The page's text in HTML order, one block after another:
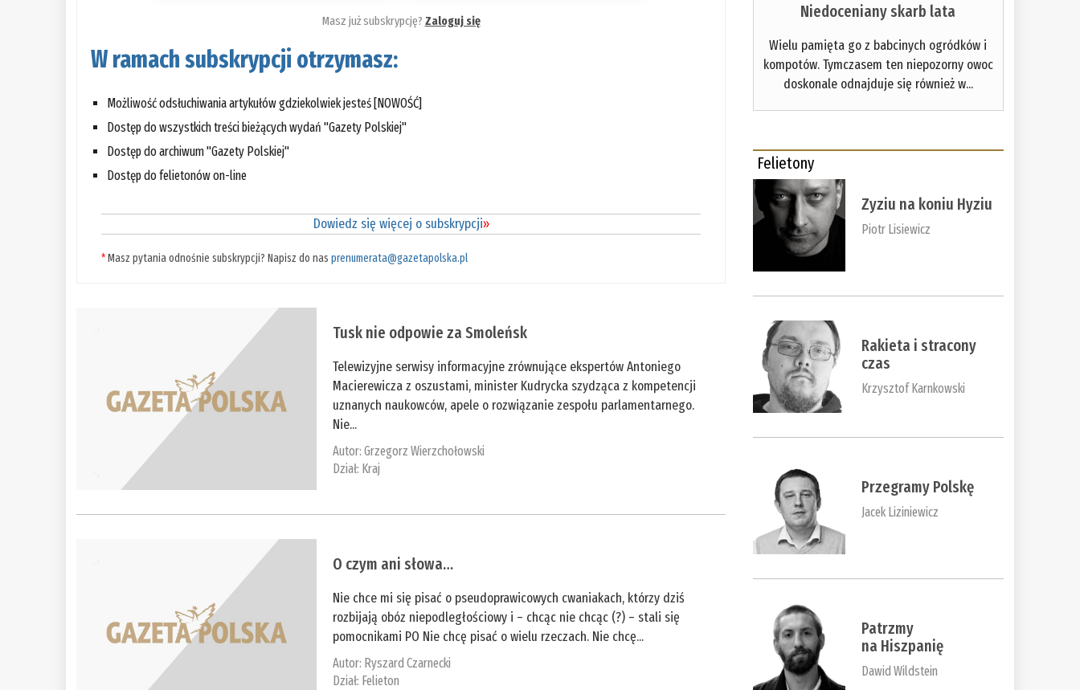
Masz już subskrypcję? Zaloguj się
W ramach subskrypcji otrzymasz:
Możliwość odsłuchiwania artykułów gdziekolwiek jesteś [NOWOŚĆ]
Dostęp do wszystkich treści bieżących wydań "Gazety Polskiej"
Dostęp do archiwum "Gazety Polskiej"
Dostęp do felietonów on-line
Dowiedz się więcej o subskrypcji»
*Masz pytania odnośnie subskrypcji? Napisz do nasprenumerata@gazetapolska.pl
Tusk nie odpowie za Smoleńsk
Telewizyjne serwisy informacyjne zrównujące ekspertów Antoniego
Macierewicza z oszustami, minister Kudrycka szydząca z kompetencji
uznanych naukowców, apele o rozwiązanie zespołu parlamentarnego.
Nie...
Autor:Grzegorz Wierzchołowski
Dział: Kraj
O czym ani słowa…
Nie chce mi się pisać o pseudoprawicowych cwaniakach, którzy dziś
rozbijają obóz niepodległościowy i – chcąc nie chcąc (?) – stali się
pomocnikami PO Nie chcę pisać o wielu rzeczach. Nie chcę...
Autor: Ryszard Czarnecki
Dział: Felieton
Niedoceniany skarb lata
Wielu pamięta go z babcinych ogródków i
kompotów. Tymczasem ten niepozorny owoc
doskonale odnajduje się również w...
Felietony
Zyziu na koniu Hyziu
Piotr Lisiewicz
Rakieta i stracony
czas
Krzysztof Karnkowski
Przegramy Polskę
Jacek Liziniewicz
Patrzmy
na Hiszpanię
Dawid Wildstein